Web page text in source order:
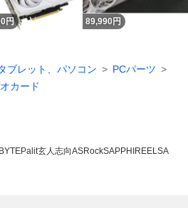
円 89,990 円
ブレット、パソコン
PCパーツ
カード
Palit玄人志向ASRockSAPPHIREELSA